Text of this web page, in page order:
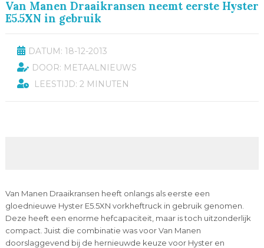
Van Manen Draaikransen neemt eerste Hyster
E5.5XN in gebruik
DATUM: 18-12-2013
DOOR: METAALNIEUWS
LEESTIJD: 2 MINUTEN
Van Manen Draaikransen heeft onlangs als eerste een
gloednieuwe Hyster E5.5XN vorkheftruck in gebruik genomen.
Deze heeft een enorme hefcapaciteit, maar is toch uitzonderlijk
compact. Juist die combinatie was voor Van Manen
doorslaggevend bij de hernieuwde keuze voor Hyster en